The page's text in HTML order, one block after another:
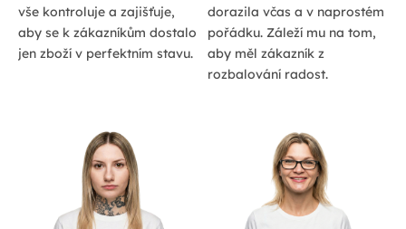
vše kontroluje a zajišťuje,
aby se k zákazníkům dostalo
jen zboží v perfektním stavu.
dorazila včas a v naprostém
pořádku. Záleží mu na tom,
aby měl zákazník z
rozbalování radost.